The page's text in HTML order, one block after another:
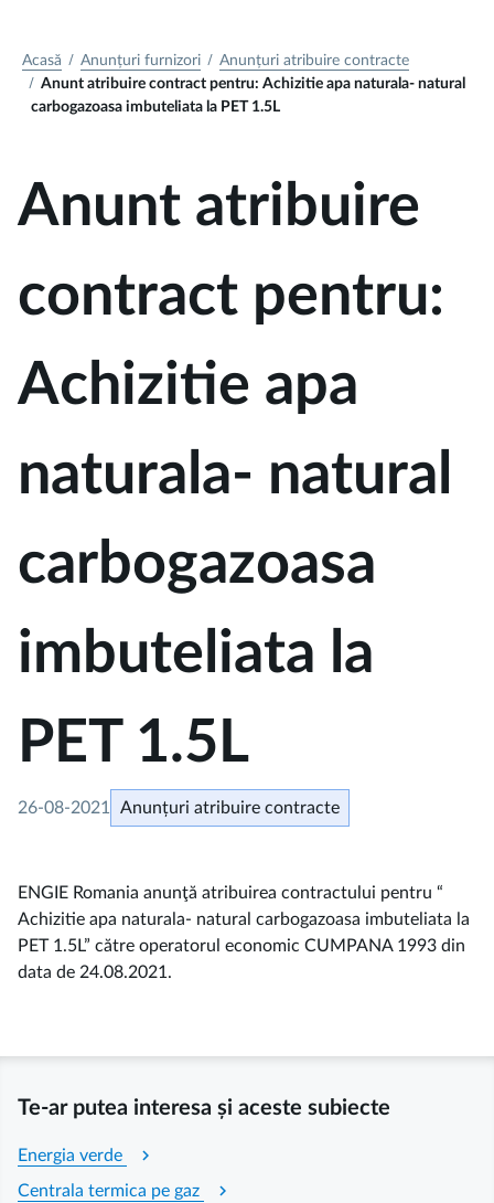
Acasă Anunțuri furnizori
Anunțuri atribuire contracte
Anunt atribuire contract pentru: Achizitie apa naturala- natural
carbogazoasa imbuteliata la PET 1.5L
Anunt atribuire
contract pentru:
Achizitie apa
naturala- natural
carbogazoasa
imbuteliata la
PET 1.5L
26-08-2021 Anunțuri atribuire contracte
ENGIE Romania anunţă atribuirea contractului pentru “
Achizitie apa naturala- natural carbogazoasa imbuteliata la
PET 1.5L” către operatorul economic CUMPANA 1993 din
data de 24.08.2021.
Te-ar putea interesa și aceste subiecte
Energia verde chevron_right
Centrala termica pe gaz chevron_right